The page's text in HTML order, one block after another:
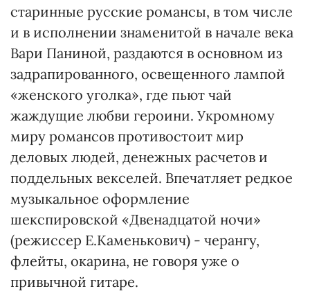
старинные русские романсы, в том числе
и в исполнении знаменитой в начале века
Вари Паниной, раздаются в основном из
задрапированного, освещенного лампой
«женского уголка», где пьют чай
жаждущие любви героини. Укромному
миру романсов противостоит мир
деловых людей, денежных расчетов и
поддельных векселей. Впечатляет редкое
музыкальное оформление
шекспировской «Двенадцатой ночи»
(режиссер Е.Каменькович) - черангу,
флейты, окарина, не говоря уже о
привычной гитаре.